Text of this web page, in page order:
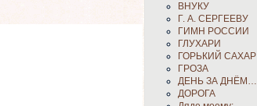
ВНУКУ
Г. А. СЕРГЕЕВУ
ГИМН РОССИИ
ГЛУХАРИ
ГОРЬКИЙ САХАР
ГРОЗА
ДЕНЬ ЗА ДНЁМ…
ДОРОГА